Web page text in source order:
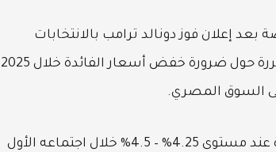
بعد إعلان فوز دونالد ترامب بالانتخابات
الرئاسية الأمريكية في نوفمبر الماضي. وقد أدت تصريحاته المتكررة حول ضرورة خفض أسعار الفائدة خلال 2025
السوق المصري.
في المقابل، قرر الاحتياطي الفيدرالي الأمريكي تثبيت سعر الفائدة عند مستوى 4.25% – 4.5% خلال اجتماعه الأول